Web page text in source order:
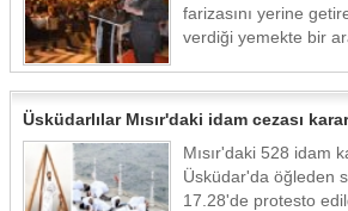
farizasını yerine
verdiği yemekte bir
Üsküdarlılar Mısır'daki idam cezası
Mısır'daki 528 idam
Üsküdar'da öğleden
17.28'de protesto